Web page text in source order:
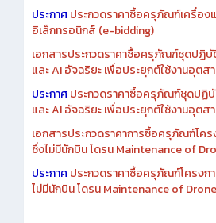
ประกาศประกวดราคาซื้อครุภัณฑ์เครื่อง
อิเล็กทรอนิกส์ (e-bidding)
เอกสารประกวดราคาซื้อครุภัณฑ์ชุดปฏิ
และ AI อัจฉริยะ เพื่อประยุกต์ใช้งานอุต
ประกาศประกวดราคาซื้อครุภัณฑ์ชุดปฏิ
และ AI อัจฉริยะ เพื่อประยุกต์ใช้งานอุต
เอกสารประกวดราคาการซื้อครุภัณฑ์โค
ซึ่งไม่มีนักบิน โดรน Maintenance of
ประกาศประกวดราคาซื้อครุภัณฑ์โครง
ไม่มีนักบิน โดรน Maintenance of